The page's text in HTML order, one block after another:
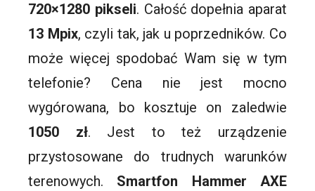
720×1280 pikseli. Całość dopełnia aparat
13 Mpix, czyli tak, jak u poprzedników. Co
może więcej spodobać Wam się w tym
telefonie? Cena nie jest mocno
wygórowana, bo kosztuje on zaledwie
1050 zł. Jest to też urządzenie
przystosowane do trudnych warunków
terenowych. Smartfon Hammer AXE